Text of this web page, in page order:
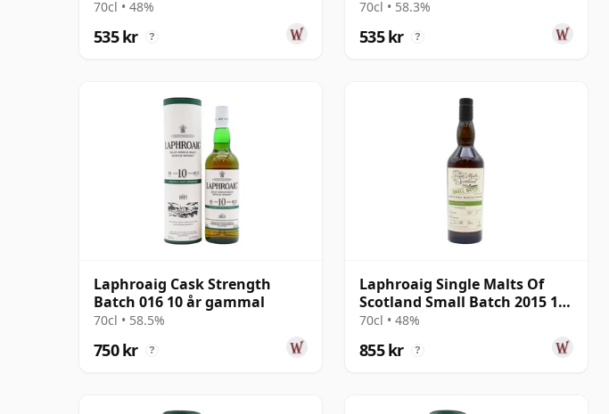
70cl • 48%
535 kr ?
70cl • 58.3%
535 kr ?
Laphroaig Cask Strength
Batch 016 10 år gammal
70cl • 58.5%
750 kr ?
Laphroaig Single Malts Of
Scotland Small Batch 2015 10
år gammal
70cl • 48%
855 kr ?